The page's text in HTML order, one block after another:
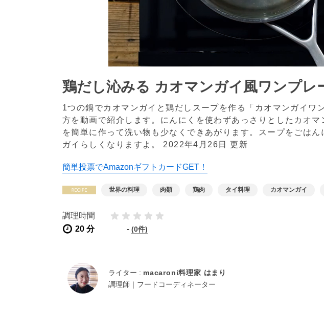
鶏だし沁みる カオマンガイ風ワンプレ
1つの鍋でカオマンガイと鶏だしスープを作る「カオマンガイワ
方を動画で紹介します。にんにくを使わずあっさりとしたカオ
を簡単に作って洗い物も少なくできあがります。スープをごは
ガイらしくなりますよ。 2022年4月26日 更新
簡単投票でAmazonギフトカードGET！
世界の料理 肉類 鶏肉 タイ料理 カオマンガイ
調理時間
20 分
- (0件)
ライター : macaroni料理家 はまり
調理師｜フードコーディネーター